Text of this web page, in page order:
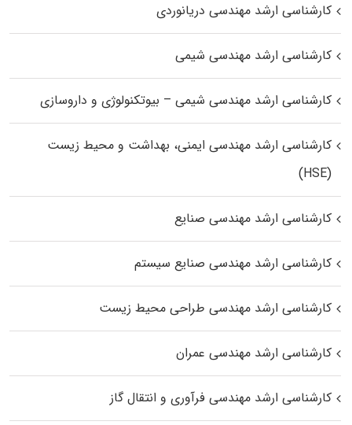
کارشناسی ارشد مهندسی دریانوردی
کارشناسی ارشد مهندسی شیمی
کارشناسی ارشد مهندسی شیمی – بیوتکنولوژی و داروسازی
کارشناسی ارشد مهندسی ایمنی، بهداشت و محیط زیست
(HSE)
کارشناسی ارشد مهندسی صنایع
کارشناسی ارشد مهندسی صنایع سیستم
کارشناسی ارشد مهندسی طراحی محیط زیست
کارشناسی ارشد مهندسی عمران
کارشناسی ارشد مهندسی فرآوری و انتقال گاز